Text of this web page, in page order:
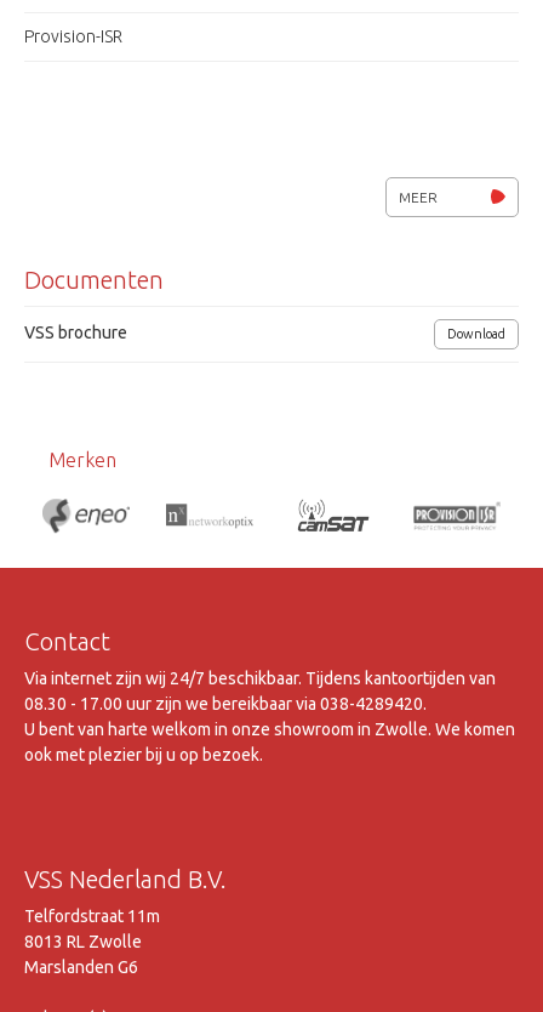
Provision-ISR
MEER
Documenten
VSS brochure Download
Merken
Contact
Via internet zijn wij 24/7 beschikbaar. Tijdens kantoortijden van
08.30 - 17.00 uur zijn we bereikbaar via 038-4289420.
U bent van harte welkom in onze showroom in Zwolle. We komen
ook met plezier bij u op bezoek.
VSS Nederland B.V.
Telfordstraat 11m
8013 RL Zwolle
Marslanden G6